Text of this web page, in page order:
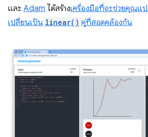
และ Adam ได้สร้างเครื่องมือที่จะช่วยคุณแป
เปลี่ยนเป็น linear() คู่ที่สอดคล้องกัน